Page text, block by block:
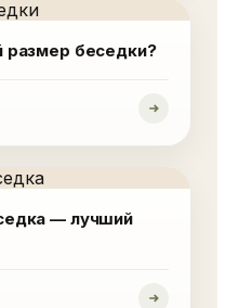
размер беседки?
— лучший